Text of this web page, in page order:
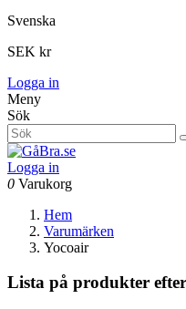
Svenska
SEK kr
Logga in
Meny
Sök
Logga in
0 Varukorg
Hem
Varumärken
Yocoair
Lista på produkter